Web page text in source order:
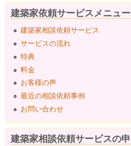
建築家依頼サービスメニュー
建築家相談依頼サービス
サービスの流れ
特典
料金
お客様の声
最近の相談依頼事例
お問い合わせ
建築家相談依頼サービスの